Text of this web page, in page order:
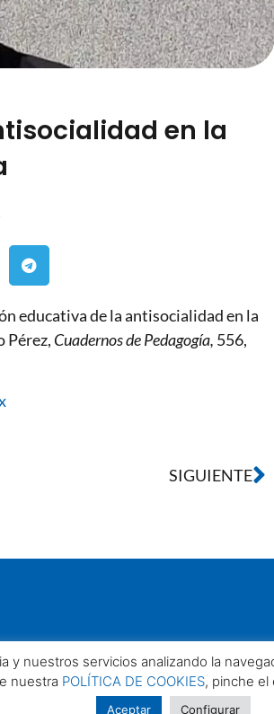
en la
educativa de la antisocialidad en la
Pérez, Cuadernos de Pedagogía, 556,
SIGUIENTE
nuestros servicios analizando la
nuestra POLÍTICA DE COOKIES, pinche el
Aceptar Configurar